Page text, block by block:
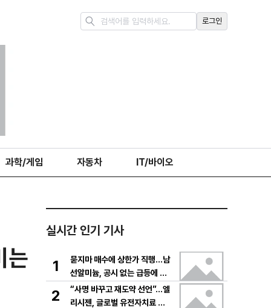
로그인
과학/게임 자동차 IT/바이오
는
실시간 인기 기사
1
묻지마 매수에 상한가 직행…남
선알미늄, 공시 없는 급등에 변
동성 경고음
2
“사명 바꾸고 재도약 선언”…엘
리시젠, 글로벌 유전자치료 공